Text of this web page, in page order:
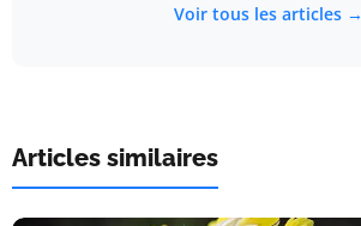
Voir tous les articles →
Articles similaires